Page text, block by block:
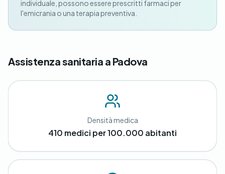
individuale, possono essere prescritti farmaci per
l'emicrania o una terapia preventiva.
Assistenza sanitaria a Padova
Densità medica
410 medici per 100.000 abitanti